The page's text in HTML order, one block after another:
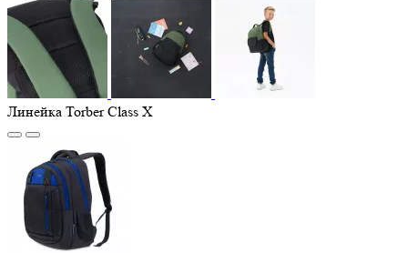
Линейка Torber Class X